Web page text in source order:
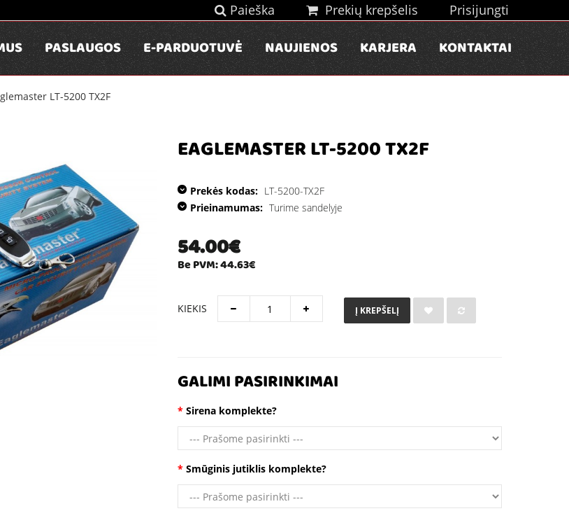
Paieška Prekių krepšelis Prisijungti
PASLAUGOS E-PARDUOTUVĖ NAUJIENOS KARJERA KONTAKTAI
LT-5200 TX2F
EAGLEMASTER LT-5200 TX2F
Prekės kodas: LT-5200-TX2F
Prieinamumas: Turime sandelyje
54.00€
Be PVM: 44.63€
KIEKIS Į KREPŠELĮ
GALIMI PASIRINKIMAI
Sirena komplekte?
Smūginis jutiklis komplekte?